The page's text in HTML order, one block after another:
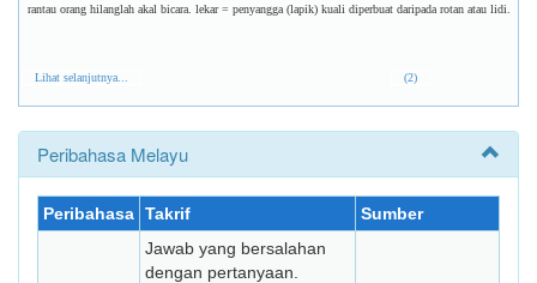
rantau orang hilanglah akal bicara. lekar = penyangga (lapik) kuali diperbuat daripada rotan atau lidi.
Lihat selanjutnya... (2)
Peribahasa Melayu
Peribahasa Takrif Sumber
Jawab yang bersalahan
dengan pertanyaan.